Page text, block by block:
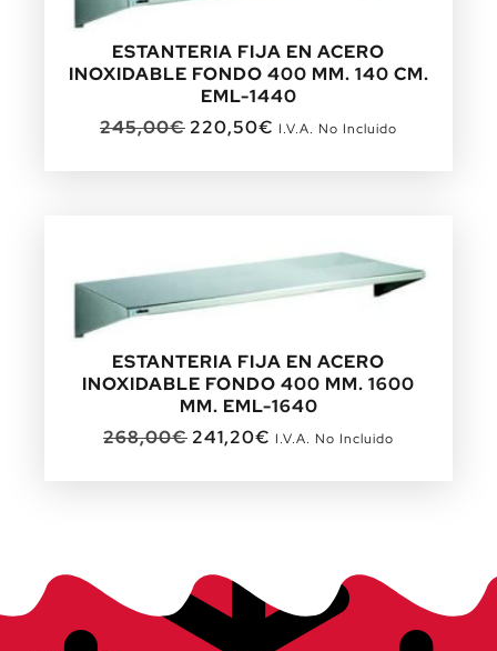
ESTANTERIA FIJA EN ACERO
INOXIDABLE FONDO 400 MM. 140 CM.
EML-1440
245,00€ 220,50€ I.V.A. No Incluido
ESTANTERIA FIJA EN ACERO
INOXIDABLE FONDO 400 MM. 1600
MM. EML-1640
268,00€ 241,20€ I.V.A. No Incluido